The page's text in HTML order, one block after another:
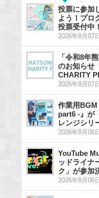
投票に参加
よう！プロ
投票受付中！
2026年8月07
「令和8年
のお知らせ
CHARITY
2026年8月07
作業用
part6 -』が
レンジシリ
2026年8月06
YouTube
ッドライナ
ク」が参加
2026年8月06